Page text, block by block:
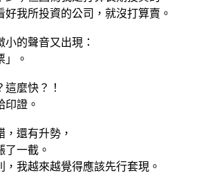
好我所投資的公司，就沒打算賣。
的聲音又出現：
」。
麼快？！
印證。
還有升勢，
了一截。
我越來越覺得應該先行套現。